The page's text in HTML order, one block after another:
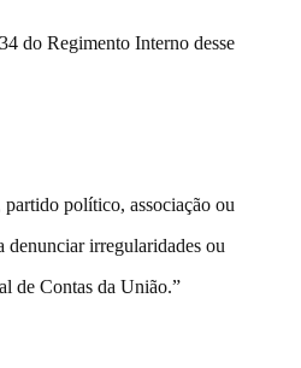
do Regimento Interno desse
político, associação ou
denunciar irregularidades ou
de Contas da União.”